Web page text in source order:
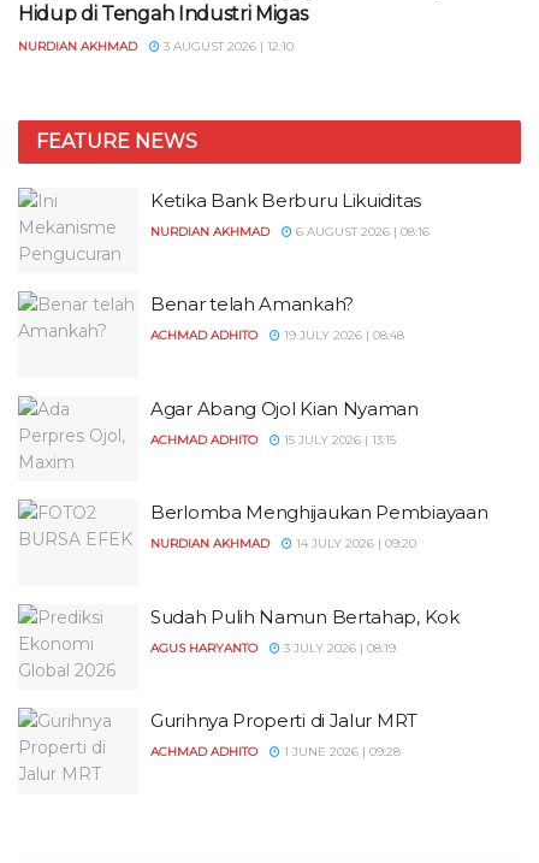
Hidup di Tengah Industri Migas
NURDIAN AKHMAD 3 AUGUST 2026 | 12:10
FEATURE NEWS
Ketika Bank Berburu Likuiditas
NURDIAN AKHMAD 6 AUGUST 2026 | 08:16
Benar telah Amankah?
ACHMAD ADHITO 19 JULY 2026 | 08:48
Agar Abang Ojol Kian Nyaman
ACHMAD ADHITO 15 JULY 2026 | 13:15
Berlomba Menghijaukan Pembiayaan
NURDIAN AKHMAD 14 JULY 2026 | 09:20
Sudah Pulih Namun Bertahap, Kok
AGUS HARYANTO 3 JULY 2026 | 08:19
Gurihnya Properti di Jalur MRT
ACHMAD ADHITO 1 JUNE 2026 | 09:28